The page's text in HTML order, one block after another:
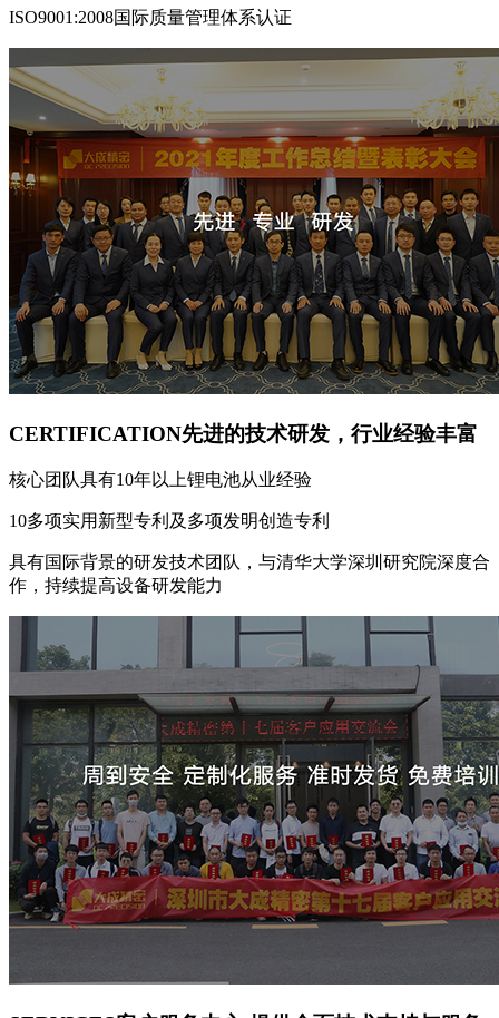
ISO9001:2008国际质量管理体系认证
CERTIFICATION先进的技术研发，行业经验丰富
核心团队具有10年以上锂电池从业经验
10多项实用新型专利及多项发明创造专利
具有国际背景的研发技术团队，与清华大学深圳研究院深度合
作，持续提高设备研发能力